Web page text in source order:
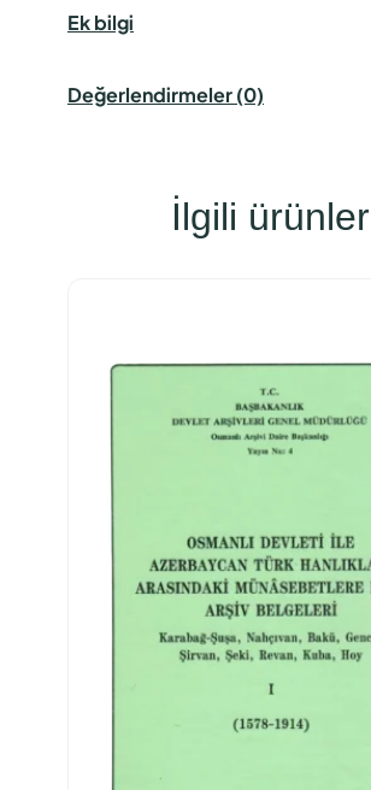
Ek bilgi
Değerlendirmeler (0)
İlgili ürünler